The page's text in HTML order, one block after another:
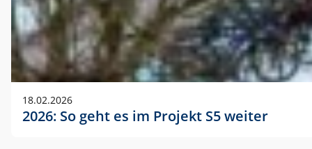
18.02.2026
2026: So geht es im Projekt S5 weiter